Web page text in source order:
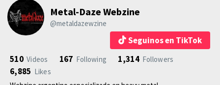
Metal-Daze Webzine
@metaldazewzine
Seguinos en TikTok
510 Videos 167 Following 1,314 Followers
6,885 Likes